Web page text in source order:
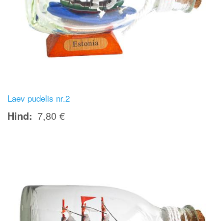
Laev pudelis nr.2
Hind 7,80 €